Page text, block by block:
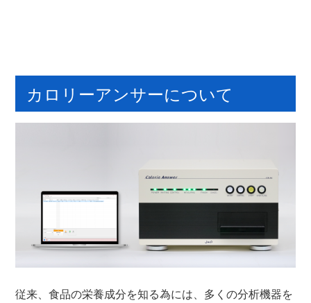
カロリーアンサーについて
従来、食品の栄養成分を知る為には、多くの分析機器を